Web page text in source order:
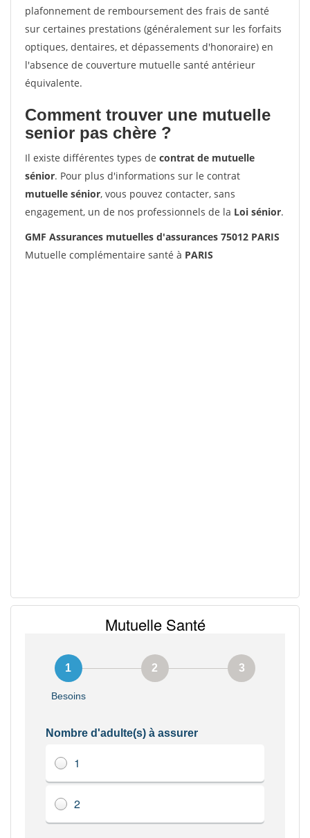
plafonnement de remboursement des frais de santé
sur certaines prestations (généralement sur les forfaits
optiques, dentaires, et dépassements d'honoraire) en
l'absence de couverture mutuelle santé antérieur
équivalente.
Comment trouver une mutuelle
senior pas chère ?
Il existe différentes types de contrat de mutuelle
sénior. Pour plus d'informations sur le contrat
mutuelle sénior, vous pouvez contacter, sans
engagement, un de nos professionnels de la Loi sénior.
GMF Assurances mutuelles d'assurances 75012 PARIS
Mutuelle complémentaire santé à PARIS